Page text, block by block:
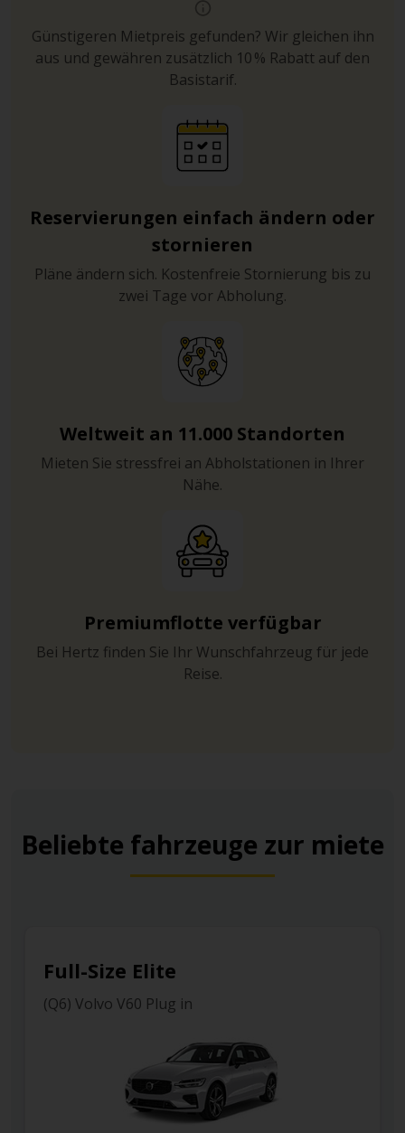
Günstigeren Mietpreis gefunden? Wir gleichen ihn
aus und gewähren zusätzlich 10 % Rabatt auf den
Basistarif.
Reservierungen einfach ändern oder
stornieren
Pläne ändern sich. Kostenfreie Stornierung bis zu
zwei Tage vor Abholung.
Weltweit an 11.000 Standorten
Mieten Sie stressfrei an Abholstationen in Ihrer
Nähe.
Premiumflotte verfügbar
Bei Hertz finden Sie Ihr Wunschfahrzeug für jede
Reise.
Beliebte fahrzeuge zur miete
Full-Size Elite
(Q6) Volvo V60 Plug in